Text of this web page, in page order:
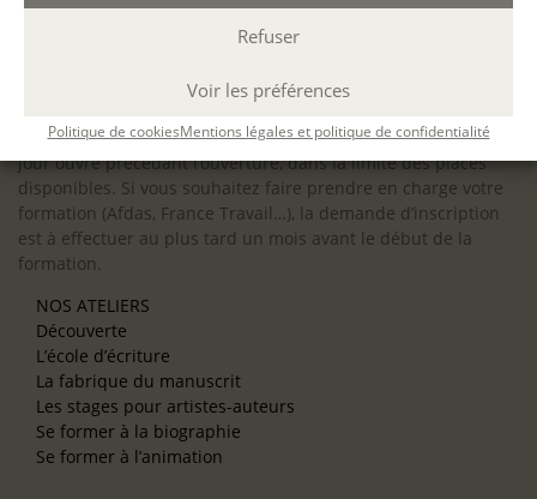
Refuser
Voir les préférences
Politique de cookiesMentions légales et politique de confidentialité
d’un aménagement spécifique de programme, n’hésitez pas
à nous contacter en amont de votre inscription afin
supports, accessibilité de nos salles).
inscriptions à nos activités sont ouvertes jusqu’au dernier
jour ouvré précédant l’ouverture, dans la limite des places
disponibles. Si vous souhaitez faire prendre en charge votre
formation (Afdas, France Travail…), la demande d’inscription
est à effectuer au plus tard un mois avant le début de la
formation.
NOS ATELIERS
Découverte
L’école d’écriture
La fabrique du manuscrit
Les stages pour artistes-auteurs
Se former à la biographie
Se former à l’animation